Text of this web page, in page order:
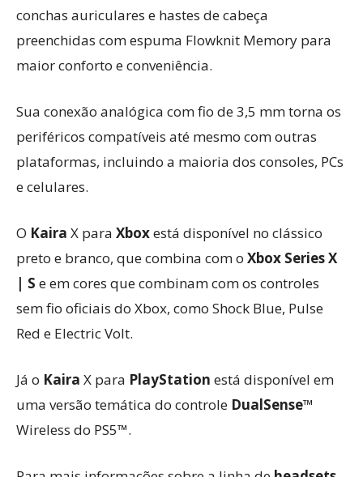
conchas auriculares e hastes de cabeça
preenchidas com espuma Flowknit Memory para
maior conforto e conveniência.
Sua conexão analógica com fio de 3,5 mm torna os
periféricos compatíveis até mesmo com outras
plataformas, incluindo a maioria dos consoles, PCs
e celulares.
O Kaira X para Xboxestá disponível no clássico
preto e branco, que combina com o Xbox Series X
| S e em cores que combinam com os controles
sem fio oficiais do Xbox, como Shock Blue, Pulse
Red e Electric Volt.
Já o Kaira X para PlayStation está disponível em
uma versão temática do controle DualSense™
Wireless do PS5™.